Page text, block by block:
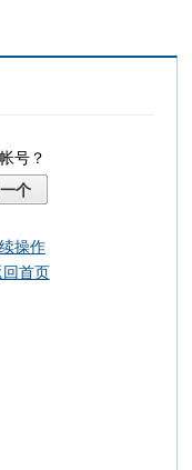
号？
个
操作
回首页